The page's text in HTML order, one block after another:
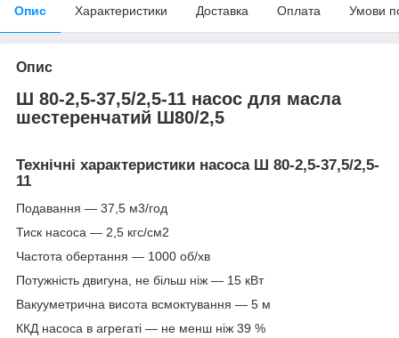
Опис Характеристики Доставка Оплата Умови
Опис
Ш 80-2,5-37,5/2,5-11 насос для масла
шестеренчатий Ш80/2,5
Технічні характеристики насоса Ш 80-2,5-37,5/2,5-
11
Подавання — 37,5 м3/год
Тиск насоса — 2,5 кгс/см2
Частота обертання — 1000 об/хв
Потужність двигуна, не більш ніж — 15 кВт
Вакууметрична висота всмоктування — 5 м
ККД насоса в агрегаті — не менш ніж 39 %